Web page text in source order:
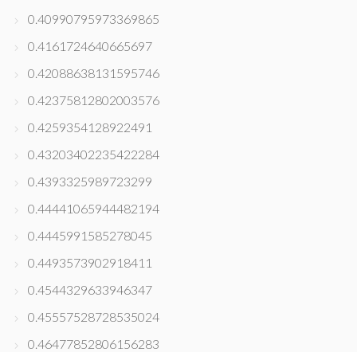
0.40990795973369865
0.4161724640665697
0.42088638131595746
0.42375812802003576
0.4259354128922491
0.43203402235422284
0.4393325989723299
0.44441065944482194
0.4445991585278045
0.4493573902918411
0.4544329633946347
0.45557528728535024
0.46477852806156283